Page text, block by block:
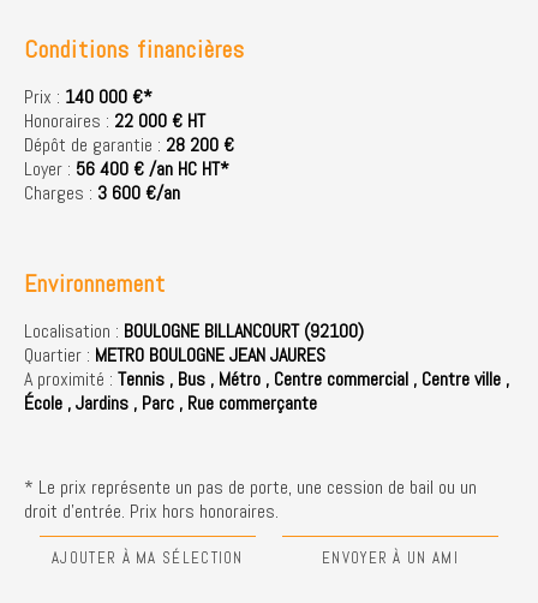
Conditions financières
Prix : 140 000 €*
Honoraires : 22 000 € HT
Dépôt de garantie : 28 200 €
Loyer : 56 400 € /an HC HT*
Charges : 3 600 €/an
Environnement
Localisation : BOULOGNE BILLANCOURT (92100)
Quartier : METRO BOULOGNE JEAN JAURES
A proximité : Tennis , Bus , Métro , Centre commercial , Centre ville ,
École ,Jardins , Parc , Rue commerçante
* Le prix représente un pas de porte, une cession de bail ou un
droit d'entrée. Prix hors honoraires.
AJOUTER À MA SÉLECTION ENVOYER À UN AMI